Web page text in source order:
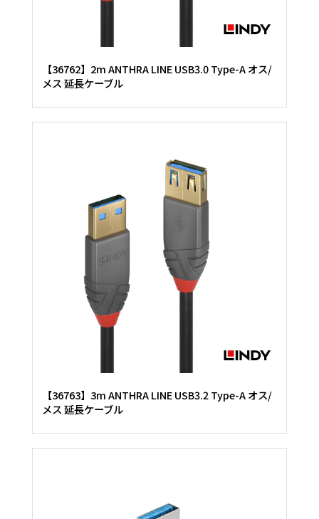
【36762】2m ANTHRA LINE USB3.0 Type-A オス/
メス 延長ケーブル
【36763】3m ANTHRA LINE USB3.2 Type-A オス/
メス 延長ケーブル